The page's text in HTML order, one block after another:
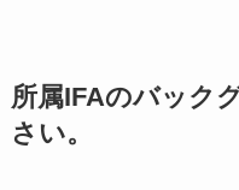
所属IFAのバック
さい。